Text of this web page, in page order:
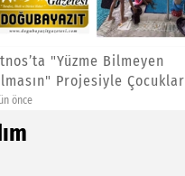
"Yüzme Bilmeyen
Projesiyle Çocuklar
önce